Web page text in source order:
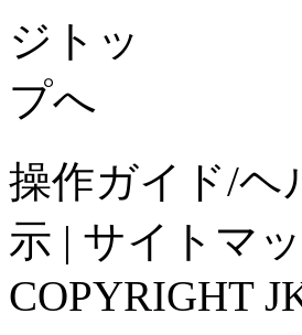
操作ガイド/ヘ
示 | サイトマ
COPYRIGHT